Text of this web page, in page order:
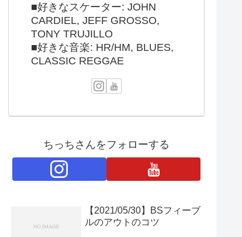
■好きなスケーター: JOHN
CARDIEL, JEFF GROSSO,
TONY TRUJILLO
■好きな音楽: HR/HM, BLUES,
CLASSIC REGGAE
ちっちさんをフォローする
【2021/05/30】BSフィーブ
ルのアウトのコツ